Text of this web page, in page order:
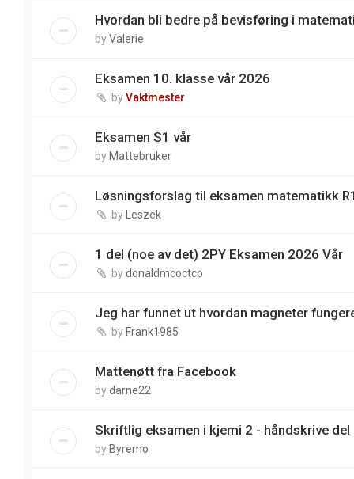
Hvordan bli bedre på bevisføring i
byValerie
Eksamen 10. klasse vår 2026
byVaktmester
Eksamen S1 vår
by Mattebruker
Løsningsforslag til eksamen matematikk
by Leszek
1 del (noe av det) 2PY Eksamen 2026 Vår
bydonaldmcoctco
Jeg har funnet ut hvordan magneter
by Frank1985
Mattenøtt fra Facebook
bydarne22
Skriftlig eksamen i kjemi 2 - håndskrive del
by Byremo